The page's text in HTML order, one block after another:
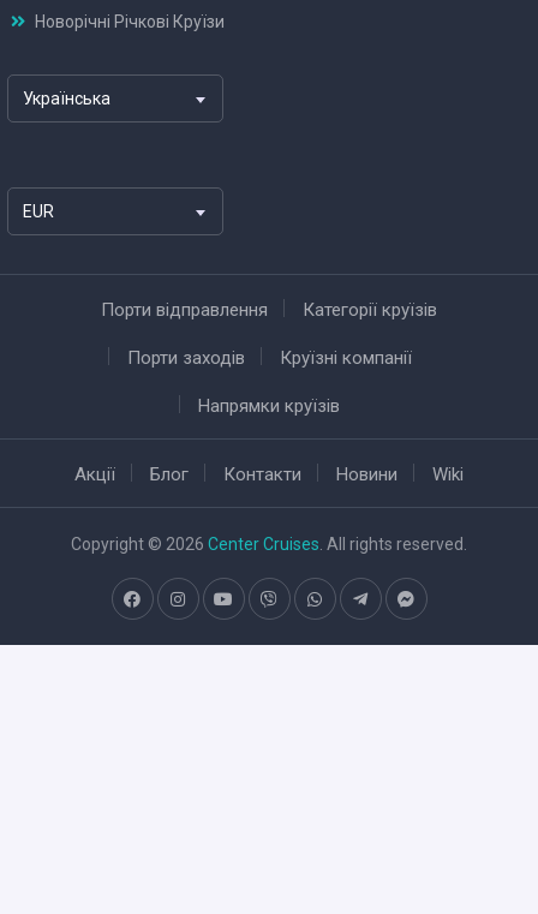
Новорічні Річкові Круїзи
Українська
EUR
Порти відправлення Категорії круїзів
Порти заходів Круїзні компанії
Напрямки круїзів
Акції Блог Контакти Новини Wiki
Copyright © 2026 Center Cruises . All rights reserved.